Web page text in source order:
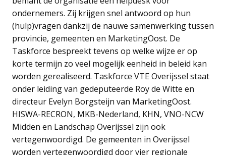
ondernemers. Zij krijgen snel antwoord op hun
(hulp)vragen dankzij de nauwe samenwerking tussen
provincie, gemeenten en MarketingOost. De
Taskforce bespreekt tevens op welke wijze er op
korte termijn zo veel mogelijk eenheid in beleid kan
worden gerealiseerd. Taskforce VTE Overijssel staat
onder leiding van gedeputeerde Roy de Witte en
directeur Evelyn Borgsteijn van MarketingOost.
HISWA-RECRON, MKB-Nederland, KHN, VNO-NCW
Midden en Landschap Overijssel zijn ook
vertegenwoordigd. De gemeenten in Overijssel
worden vertegenwoordigd door vier regionale